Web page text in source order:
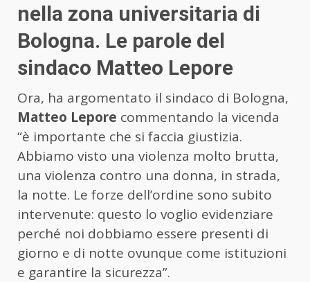
nella zona universitaria di
Bologna. Le parole del
sindaco Matteo Lepore
Ora, ha argomentato il sindaco di Bologna,
Matteo Lepore commentando la vicenda
“è importante che si faccia giustizia.
Abbiamo visto una violenza molto brutta,
una violenza contro una donna, in strada,
la notte. Le forze dell’ordine sono subito
intervenute: questo lo voglio evidenziare
perché noi dobbiamo essere presenti di
giorno e di notte ovunque come istituzioni
e garantire la sicurezza”.